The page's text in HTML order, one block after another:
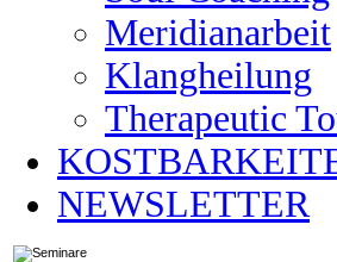
Meridianarbeit
Klangheilung
Therapeutic
NEWSLETTER